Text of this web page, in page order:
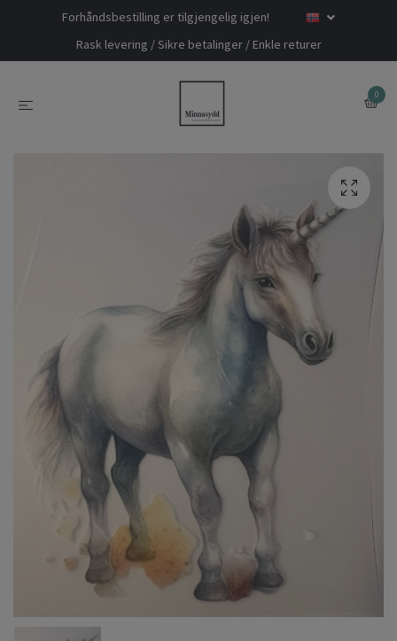
Forhåndsbestilling er tilgjengelig igjen!
Rask levering / Sikre betalinger / Enkle returer
0